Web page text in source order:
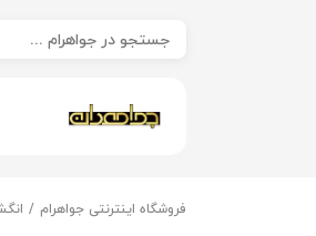
فروشگاه اینترنتی جواهرام